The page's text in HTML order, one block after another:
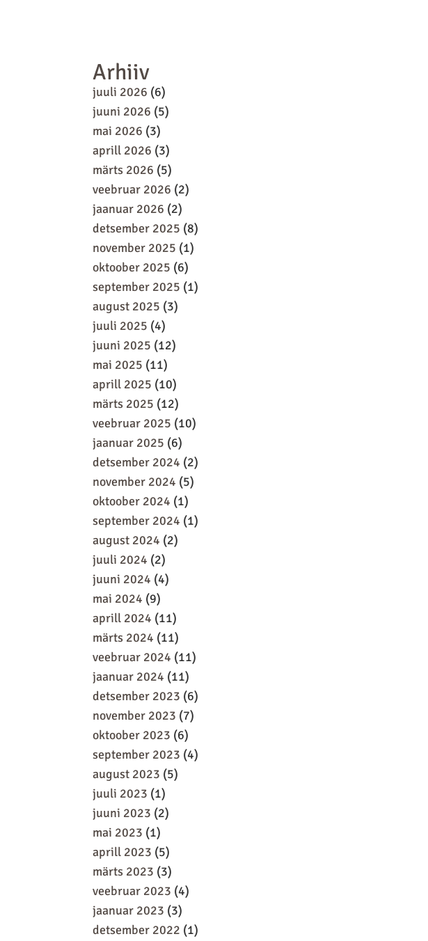
Arhiiv
juuli 2026 (6)
juuni 2026 (5)
mai 2026 (3)
aprill 2026 (3)
märts 2026 (5)
veebruar 2026 (2)
jaanuar 2026 (2)
detsember 2025 (8)
november 2025 (1)
oktoober 2025 (6)
september 2025 (1)
august 2025 (3)
juuli 2025 (4)
juuni 2025 (12)
mai 2025 (11)
aprill 2025 (10)
märts 2025 (12)
veebruar 2025 (10)
jaanuar 2025 (6)
detsember 2024 (2)
november 2024 (5)
oktoober 2024 (1)
september 2024 (1)
august 2024 (2)
juuli 2024 (2)
juuni 2024 (4)
mai 2024 (9)
aprill 2024 (11)
märts 2024 (11)
veebruar 2024 (11)
jaanuar 2024 (11)
detsember 2023 (6)
november 2023 (7)
oktoober 2023 (6)
september 2023 (4)
august 2023 (5)
juuli 2023 (1)
juuni 2023 (2)
mai 2023 (1)
aprill 2023 (5)
märts 2023 (3)
veebruar 2023 (4)
jaanuar 2023 (3)
detsember 2022 (1)